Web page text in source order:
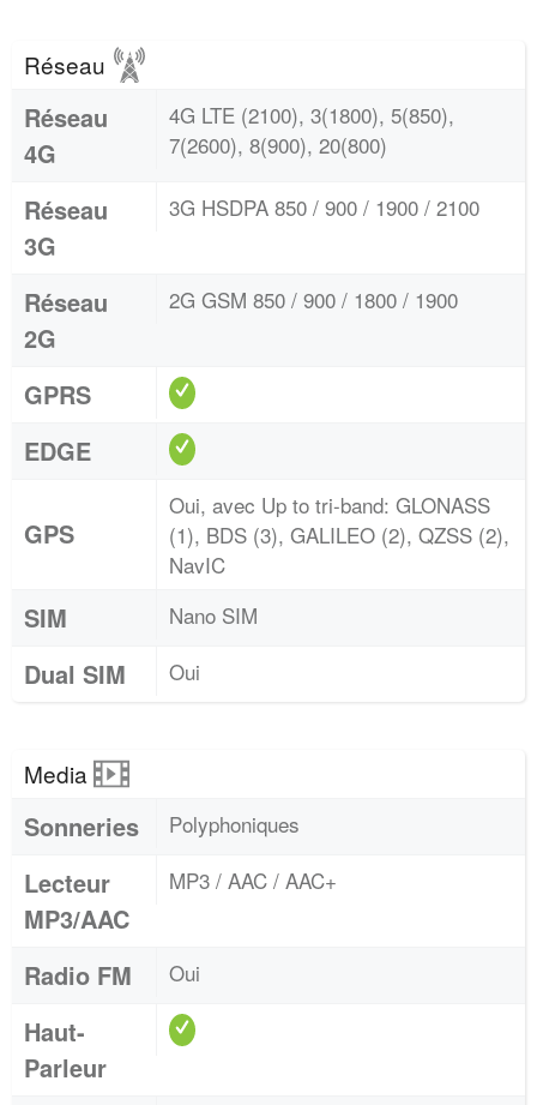
Réseau
Réseau
4G
4G LTE (2100), 3(1800), 5(850),
7(2600), 8(900), 20(800)
Réseau
3G
3G HSDPA 850 / 900 / 1900 / 2100
Réseau
2G
2G GSM 850 / 900 / 1800 / 1900
GPRS
EDGE
GPS
Oui, avec Up to tri-band: GLONASS
(1), BDS (3), GALILEO (2), QZSS (2),
NavIC
SIM Nano SIM
Dual SIM Oui
Media
Sonneries Polyphoniques
Lecteur
MP3/AAC
MP3 / AAC / AAC+
Radio FM Oui
Haut-
Parleur